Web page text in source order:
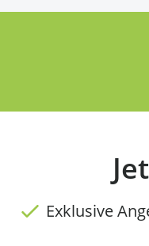
Exklusive